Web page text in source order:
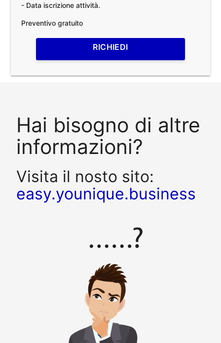
- Data iscrizione attività.
Preventivo gratuito
RICHIEDI
Hai bisogno di altre
informazioni?
Visita il nosto sito:
easy.younique.business